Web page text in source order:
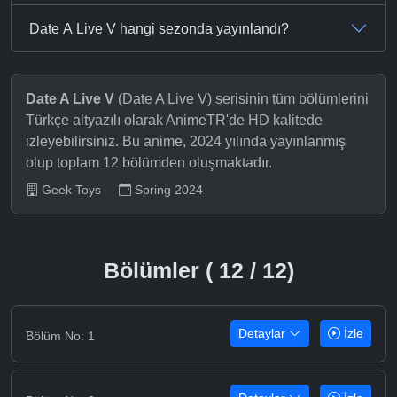
Date A Live V hangi sezonda yayınlandı?
Date A Live V (Date A Live V) serisinin tüm bölümlerini
Türkçe altyazılı olarak AnimeTR'de HD kalitede
izleyebilirsiniz. Bu anime, 2024 yılında yayınlanmış
olup toplam 12 bölümden oluşmaktadır.
Geek Toys Spring 2024
Bölümler ( 12 / 12)
Bölüm No: 1 Detaylar İzle